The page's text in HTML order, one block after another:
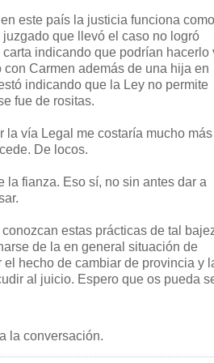
este país la justicia funciona como
que llevó el caso no logró
indicando que podrían hacerlo
Carmen además de una hija en
indicando que la Ley no permite
fue de rositas.
la vía Legal me costaría mucho
De locos.
fianza. Eso sí, no sin antes dar a
estas prácticas de tal
de la en general situación de
hecho de cambiar de provincia y
al juicio. Espero que os pueda
la conversación.